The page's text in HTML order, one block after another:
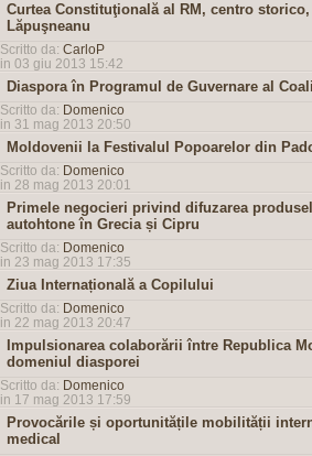
Curtea Constituţională al RM, centro
Lăpuşneanu
Scritto da: CarloP
in 03 giu 2013 15:42
Diaspora în Programul de Guvernare al
Scritto da: Domenico
in 31 mag 2013 20:50
Moldovenii la Festivalul Popoarelor din
Scritto da: Domenico
in 28 mag 2013 20:01
Primele negocieri privind difuzarea
autohtone în Grecia și Cipru
Scritto da: Domenico
in 23 mag 2013 17:35
Ziua Internațională a Copilului
Scritto da: Domenico
in 22 mag 2013 20:47
Impulsionarea colaborării între Republica
domeniul diasporei
Scritto da: Domenico
in 17 mag 2013 17:59
Provocările și oportunitățile mobilității
medical